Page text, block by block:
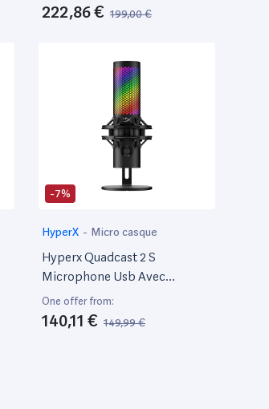
222,86 € 199,00 €
-7%
HyperX - Micro casque
Hyperx Quadcast 2 S
Microphone Usb Avec
Éclairage Rvb, Streaming Et
Podcasting, Avec Commandes
Intégrées, Éclairage Led,
One offer from:
140,11 € 149,99 €